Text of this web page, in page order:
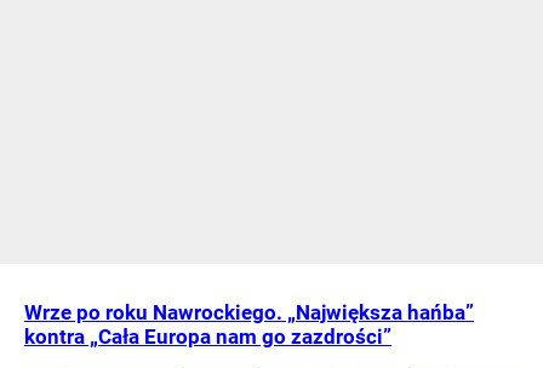
Wrze po roku Nawrockiego. „Największa hańba”
kontra „Cała Europa nam go zazdrości”